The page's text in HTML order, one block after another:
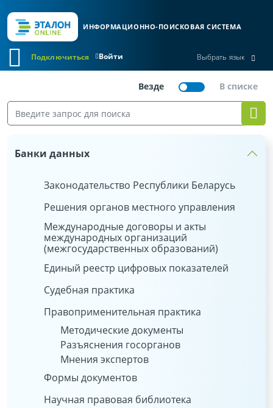
ИНФОРМАЦИОННО-ПОИСКОВАЯ СИСТЕМА
Войти
Подключиться Выбрать язык
Банки данных
Законодательство Республики Беларусь
Решения органов местного управления
Международные договоры и акты
международных организаций
(межгосударственных образований)
Единый реестр цифровых показателей
Судебная практика
Правоприменительная практика
Методические документы
Разъяснения госорганов
Мнения экспертов
Формы документов
Научная правовая библиотека